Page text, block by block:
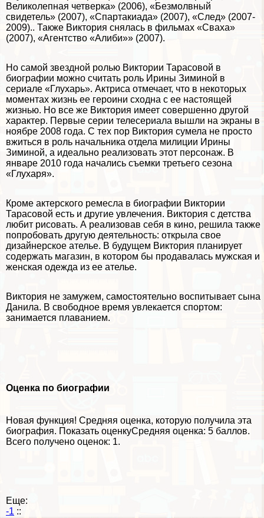
Великолепная четверка» (2006), «Безмолвный
свидетель» (2007), «Спартакиада» (2007), «След» (2007-
2009).. Также Виктория снялась в фильмах «Сваха»
(2007), «Агентство «Алиби»» (2007).
Но самой звездной ролью Виктории Тарасовой в
биографии можно считать роль Ирины Зиминой в
сериале «Глухарь». Актриса отмечает, что в некоторых
моментах жизнь ее героини сходна с ее настоящей
жизнью. Но все же Виктория имеет совершенно другой
хаpaктер. Первые серии телесериала вышли на экраны в
ноябре 2008 года. С тех пор Виктория сумела не просто
вжиться в роль начальника отдела милиции Ирины
Зиминой, а идеально реализовать этот персонаж. В
январе 2010 года начались съемки третьего сезона
«Глухаря».
Кроме актерского ремесла в биографии Виктории
Тарасовой есть и другие увлечения. Виктория с детства
любит рисовать. А реализовав себя в кино, решила также
попробовать другую деятельность: открыла свое
дизайнерское ателье. В будущем Виктория планирует
содержать магазин, в котором бы продавалась мужская и
женская одежда из ее ателье.
Виктория не замужем, самостоятельно воспитывает сына
Данила. В свободное время увлекается спортом:
занимается плаванием.
Оценка по биографии
Новая функция! Средняя оценка, которую получила эта
биография. Показать оценкуСредняя оценка: 5 баллов.
Всего получено оценок: 1.
Еще:
-1 ::